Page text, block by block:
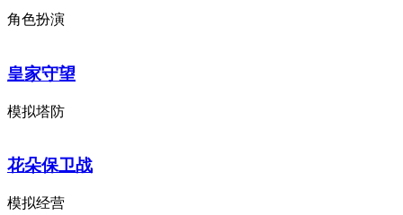
角色扮演
皇家守望
模拟塔防
花朵保卫战
模拟经营